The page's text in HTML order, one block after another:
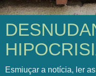
Esmiuçar a notícia, ler